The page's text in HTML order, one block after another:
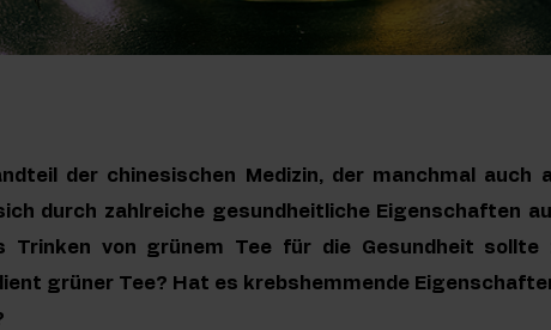
der chinesischen Medizin, der manchmal auch
durch zahlreiche gesundheitliche Eigenschaften
Trinken von grünem Tee für die Gesundheit sollte
grüner Tee? Hat es krebshemmende